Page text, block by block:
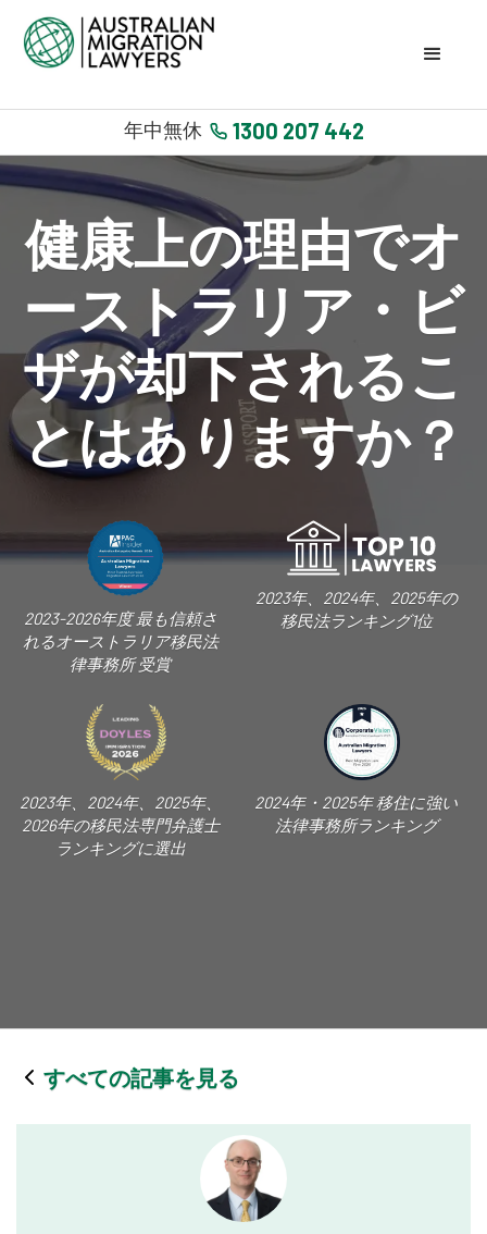
年中無休 1300 207 442
健康上の理由でオ
ーストラリア・ビ
ザが却下されるこ
とはありますか？
2023-2026年度 最も信頼さ
れるオーストラリア移民法
律事務所 受賞
2023年、2024年、2025年の
移民法ランキング1位
2023年、2024年、2025年、
2026年の移民法専門弁護士
ランキングに選出
2024年・2025年 移住に強い
法律事務所ランキング
すべての記事を見る